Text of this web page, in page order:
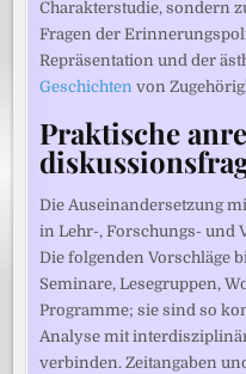
Charakterstudie, sondern
Fragen der
Repräsentation und der
Geschichten von
Praktische
Die Auseinandersetzung
in Lehr-, Forschungs- und
Die folgenden Vorschläge
Seminare, Lesegruppen,
Programme; sie sind so
Analyse mit
verbinden. Zeitangaben